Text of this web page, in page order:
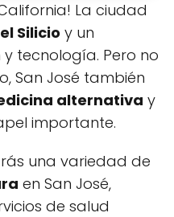
La ciudad
Silicio y un
tecnología. Pero no
San José también
alternativa y
importante.
una variedad de
en San José,
de salud